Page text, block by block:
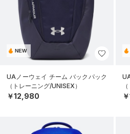
NEW
UAノーウェイ チーム バックパック
（トレーニング/UNISEX）
￥12,980